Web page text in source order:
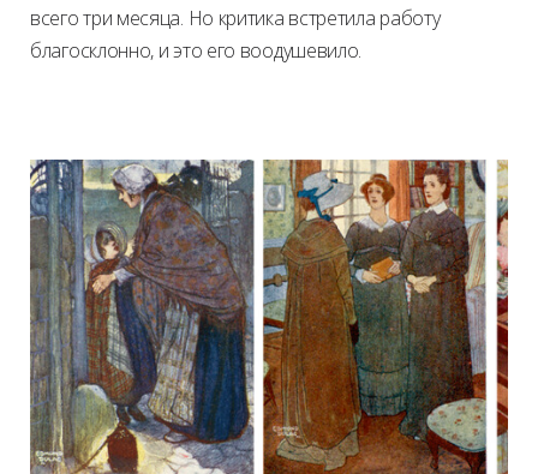
всего три месяца. Но критика встретила работу
благосклонно, и это его воодушевило.